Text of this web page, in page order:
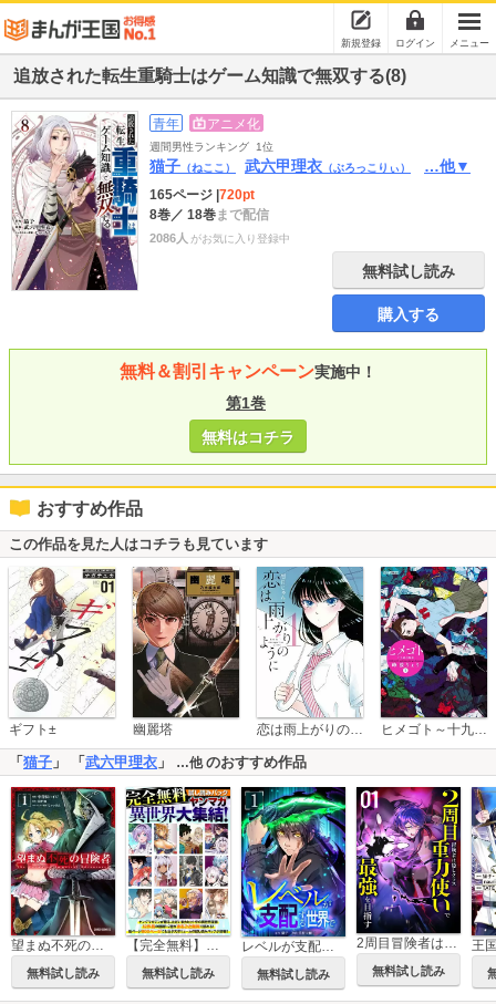
新規登録 ログイン メニュー
追放された転生重騎士はゲーム知識で無双する(8)
青年 アニメ化
週間男性ランキング 1位
猫子 （ねここ） 武六甲理衣 （ぶろっこりぃ） …他▼
165ページ 720pt
8巻／ 18巻まで配信
2086人 がお気に入り登録中
無料試し読み
購入する
無料＆割引キャンペーン実施中！
第1巻
無料はコチラ
おすすめ作品
この作品を見た人はコチラも見ています
ギフト± 幽麗塔 恋は雨上がりのように ヒメゴト～十九歳の制服～
「 猫子 」 「 武六甲理衣 」 …他のおすすめ作品
望まぬ不死の冒険者
無料試し読み
【完全無料】ヤンマガ異世界大集結！ 試し読みパック
無料試し読み
レベルが支配する世界で【単行本版】
無料試し読み
2周目冒険者は隠しクラス〈重力使い〉で最強を目指す 【コミック】
無料試し読み